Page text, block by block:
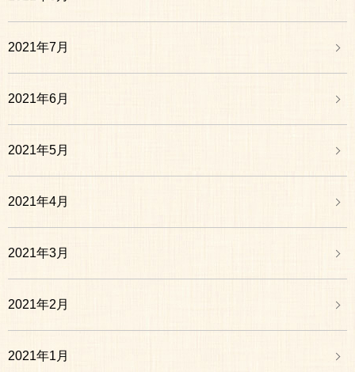
2021年7月
2021年6月
2021年5月
2021年4月
2021年3月
2021年2月
2021年1月